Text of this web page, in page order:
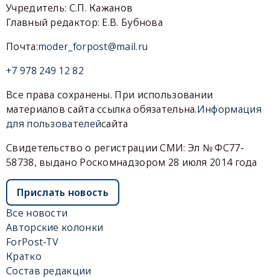
Учредитель: С.П. Кажанов
Главный редактор: Е.В. Бубнова
Почта:moder_forpost@mail.ru
+7 978 249 12 82
Все права сохранены. При использовании
материалов сайта ссылка обязательна.Информация
для пользователейсайта
Свидетельство о регистрации СМИ: Эл № ФС77-
58738, выдано Роскомнадзором 28 июля 2014 года
Прислать новость
Все новости
Авторские колонки
ForPost-TV
Кратко
Состав редакции